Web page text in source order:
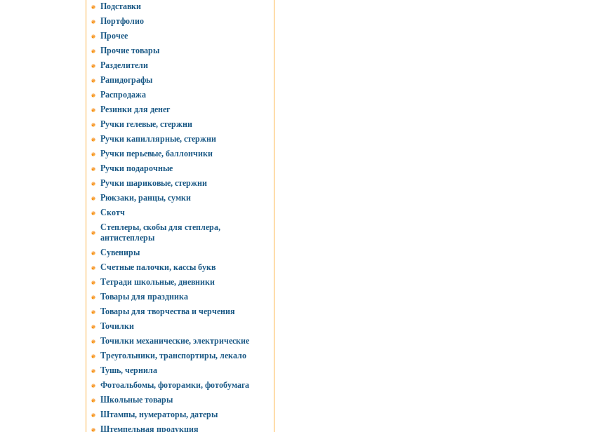
Подставки
Портфолио
Прочее
Прочие товары
Разделители
Рапидографы
Распродажа
Резинки для денег
Ручки гелевые, стержни
Ручки капиллярные, стержни
Ручки перьевые, баллончики
Ручки подарочные
Ручки шариковые, стержни
Рюкзаки, ранцы, сумки
Скотч
Степлеры, скобы для степлера,
антистеплеры
Сувениры
Счетные палочки, кассы букв
Тетради школьные, дневники
Товары для праздника
Товары для творчества и черчения
Точилки
Точилки механические, электрические
Треугольники, транспортиры, лекало
Тушь, чернила
Фотоальбомы, фоторамки, фотобумага
Школьные товары
Штампы, нумераторы, датеры
Штемпельная продукция